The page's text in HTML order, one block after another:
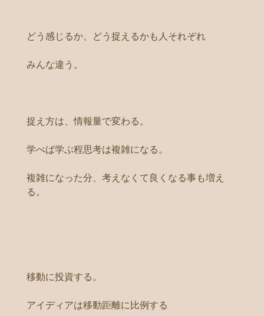
どう感じるか、どう捉えるかも人それぞれ
みんな違う。
捉え方は、情報量で変わる。
学べば学ぶ程思考は複雑になる。
複雑になった分、考えなくて良くなる事も増え
る。
移動に投資する。
アイディアは移動距離に比例する